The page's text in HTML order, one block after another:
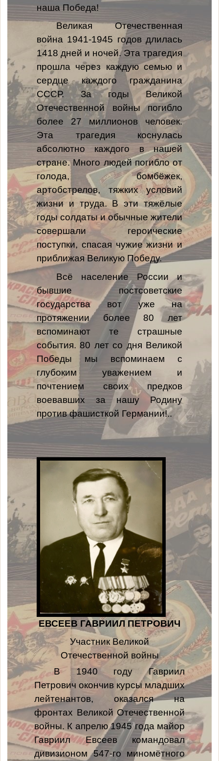
наша Победа!
Великая Отечественная
война 1941-1945 годов длилась
1418 дней и ночей. Эта трагедия
прошла через каждую семью и
сердце каждого гражданина
СССР. За годы Великой
Отечественной войны погибло
более 27 миллионов человек.
Эта трагедия коснулась
абсолютно каждого в нашей
стране. Много людей погибло от
голода, бомбёжек,
артобстрелов, тяжких условий
жизни и труда. В эти тяжёлые
годы солдаты и обычные жители
совершали героические
поступки, спасая чужие жизни и
приближая Великую Победу.
Всё население России и
бывшие постсоветские
государства вот уже на
протяжении более 80 лет
вспоминают те страшные
события. 80 лет со дня Великой
Победы мы вспоминаем с
глубоким уважением и
почтением своих предков
воевавших за нашу Родину
против фашисткой Германии!..
ЕВСЕЕВ ГАВРИИЛ ПЕТРОВИЧ
Участник Великой
Отечественной войны
В 1940 году Гавриил
Петрович окончив курсы младших
лейтенантов, оказался на
фронтах Великой Отечественной
войны. К апрелю 1945 года майор
Гавриил Евсеев командовал
дивизионом 547-го миномётного